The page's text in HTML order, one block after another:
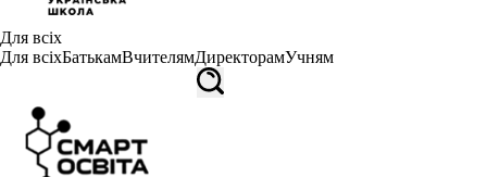
Для всіх
Для всіхБатькамВчителямДиректорамУчням